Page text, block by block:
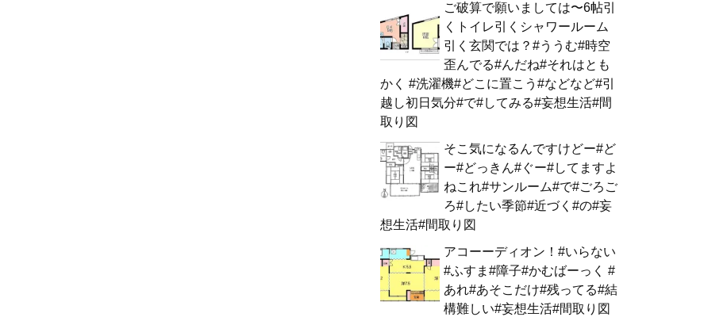
ご破算で願いましては〜6帖引
くトイレ引くシャワールーム
引く玄関では？#ううむ#時空
歪んでる#んだね#それはとも
かく #洗濯機#どこに置こう#などなど#引
越し初日気分#で#してみる#妄想生活#間
取り図
そこ気になるんですけどー#ど
ー#どっきん#ぐー#してますよ
ねこれ#サンルーム#で#ごろご
ろ#したい季節#近づく#の#妄
想生活#間取り図
アコーーディオン！#いらない
#ふすま#障子#かむばーっく #
あれ#あそこだけ#残ってる#結
構難しい#妄想生活#間取り図